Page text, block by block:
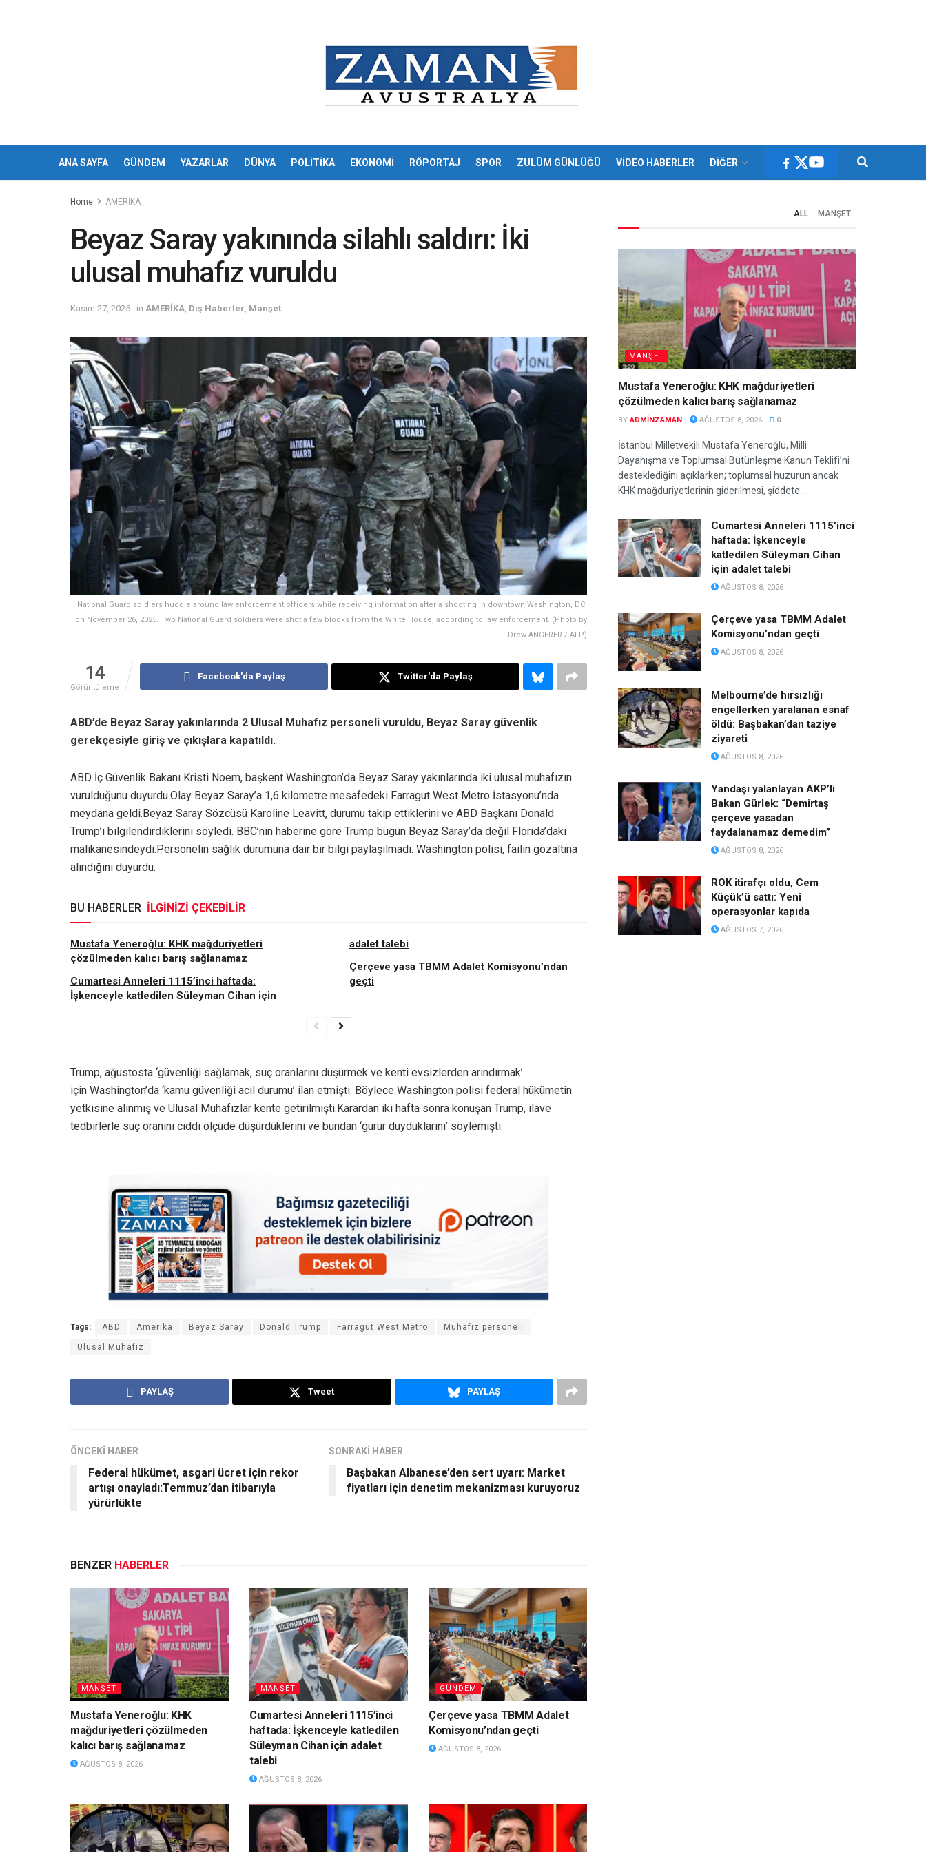
ANA SAYFA GÜNDEM YAZARLAR DÜNYA POLİTİKA EKONOMİ RÖPORTAJ SPOR ZULÜM GÜNLÜĞÜ VİDEO HABERLER DİĞER
Home AMERİKA
Beyaz Saray yakınında silahlı saldırı: İki
ulusal muhafız vuruldu
Kasım 27, 2025 in AMERİKA Dış Haberler Manşet
National Guard soldiers huddle around law enforcement officers while receiving information after a shooting in downtown Washington, DC,
on November 26, 2025. Two National Guard soldiers were shot a few blocks from the White House, according to law enforcement. (Photo by
Drew ANGERER / AFP)
14
Görüntüleme
Facebook'da Paylaş Twitter'da Paylaş
ABD’de Beyaz Saray yakınlarında 2 Ulusal Muhafız personeli vuruldu, Beyaz Saray güvenlik
gerekçesiyle giriş ve çıkışlara kapatıldı.
ABD İç Güvenlik Bakanı Kristi Noem, başkent Washington’da Beyaz Saray yakınlarında iki ulusal muhafızın
vurulduğunu duyurdu.Olay Beyaz Saray’a 1,6 kilometre mesafedeki Farragut West Metro İstasyonu’nda
meydana geldi.Beyaz Saray Sözcüsü Karoline Leavitt, durumu takip ettiklerini ve ABD Başkanı Donald
Trump’ı bilgilendirdiklerini söyledi. BBC’nin haberine göre Trump bugün Beyaz Saray’da değil Florida’daki
malikanesindeydi.Personelin sağlık durumuna dair bir bilgi paylaşılmadı. Washington polisi, failin gözaltına
alındığını duyurdu.
BU HABERLER İLGİNİZİ ÇEKEBİLİR
Mustafa Yeneroğlu: KHK mağduriyetleri
çözülmeden kalıcı barış sağlanamaz
Cumartesi Anneleri 1115’inci haftada:
İşkenceyle katledilen Süleyman Cihan için
adalet talebi
Çerçeve yasa TBMM Adalet Komisyonu’ndan
geçti
Trump, ağustosta ‘güvenliği sağlamak, suç oranlarını düşürmek ve kenti evsizlerden arındırmak’
için Washington’da ‘kamu güvenliği acil durumu’ ilan etmişti. Böylece Washington polisi federal hükümetin
yetkisine alınmış ve Ulusal Muhafızlar kente getirilmişti.Karardan iki hafta sonra konuşan Trump, ilave
tedbirlerle suç oranını ciddi ölçüde düşürdüklerini ve bundan ‘gurur duyduklarını’ söylemişti.
Tags: ABD Amerika Beyaz Saray Donald Trump Farragut West Metro Muhafız personeli
Ulusal Muhafız
PAYLAŞ Tweet PAYLAŞ
ÖNCEKİ HABER
Federal hükümet, asgari ücret için rekor
artışı onayladı:Temmuz’dan itibarıyla
yürürlükte
SONRAKİ HABER
Başbakan Albanese’den sert uyarı: Market
fiyatları için denetim mekanizması kuruyoruz
BENZER HABERLER
MANŞET
Mustafa Yeneroğlu: KHK
mağduriyetleri çözülmeden
kalıcı barış sağlanamaz
AĞUSTOS 8, 2026
MANŞET
Cumartesi Anneleri 1115’inci
haftada: İşkenceyle katledilen
Süleyman Cihan için adalet
talebi
AĞUSTOS 8, 2026
GÜNDEM
Çerçeve yasa TBMM Adalet
Komisyonu’ndan geçti
AĞUSTOS 8, 2026
ALL MANŞET
MANŞET
Mustafa Yeneroğlu: KHK mağduriyetleri
çözülmeden kalıcı barış sağlanamaz
BY ADMINZAMAN AĞUSTOS 8, 2026 0
İstanbul Milletvekili Mustafa Yeneroğlu, Milli
Dayanışma ve Toplumsal Bütünleşme Kanun Teklifi’ni
desteklediğini açıklarken; toplumsal huzurun ancak
KHK mağduriyetlerinin giderilmesi, şiddete...
Cumartesi Anneleri 1115’inci
haftada: İşkenceyle
katledilen Süleyman Cihan
için adalet talebi
AĞUSTOS 8, 2026
Çerçeve yasa TBMM Adalet
Komisyonu’ndan geçti
AĞUSTOS 8, 2026
Melbourne’de hırsızlığı
engellerken yaralanan esnaf
öldü: Başbakan’dan taziye
ziyareti
AĞUSTOS 8, 2026
Yandaşı yalanlayan AKP’li
Bakan Gürlek: “Demirtaş
çerçeve yasadan
faydalanamaz demedim”
AĞUSTOS 8, 2026
ROK itirafçı oldu, Cem
Küçük’ü sattı: Yeni
operasyonlar kapıda
AĞUSTOS 7, 2026